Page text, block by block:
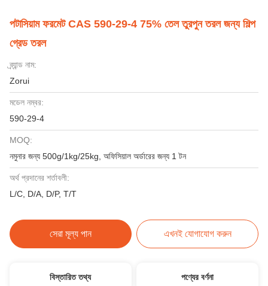
পটাসিয়াম ফরমেট CAS 590-29-4 75% তেল তুরপুন তরল জন্য শিল্প
গ্রেড তরল
ব্র্যান্ড নাম:
Zorui
মডেল নম্বর:
590-29-4
MOQ:
নমুনার জন্য 500g/1kg/25kg, অফিসিয়াল অর্ডারের জন্য 1 টন
অর্থ প্রদানের শর্তাবলী:
L/C, D/A, D/P, T/T
সেরা মূল্য পান এখনই যোগাযোগ করুন
বিস্তারিত তথ্য পণ্যের বর্ণনা